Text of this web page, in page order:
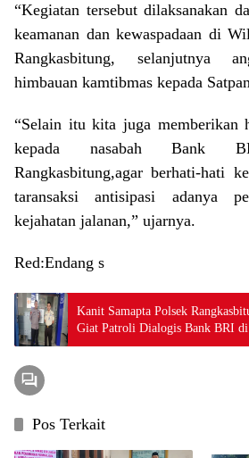
“Kegiatan tersebut dilaksanakan
keamanan dan kewaspadaan di
Rangkasbitung, selanjutnya
himbauan kamtibmas kepada
“Selain itu kita juga memberikan
kepada nasabah Bank
Rangkasbitung,agar berhati-hati
taransaksi antisipasi adanya
kejahatan jalanan,” ujarnya.
Red:Endang s
Kanit Samapta Polsek
Giat Patroli Dialogis Bank BRI di
Kalijaga
Pos Terkait